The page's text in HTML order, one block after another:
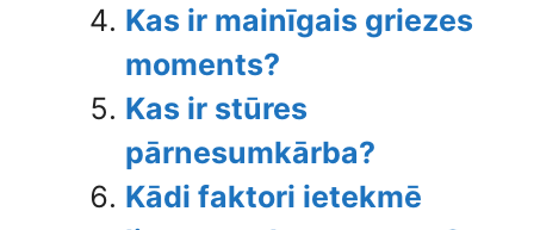
Kas ir mainīgais griezes
moments?
Kas ir stūres
pārnesumkārba?
Kādi faktori ietekmē